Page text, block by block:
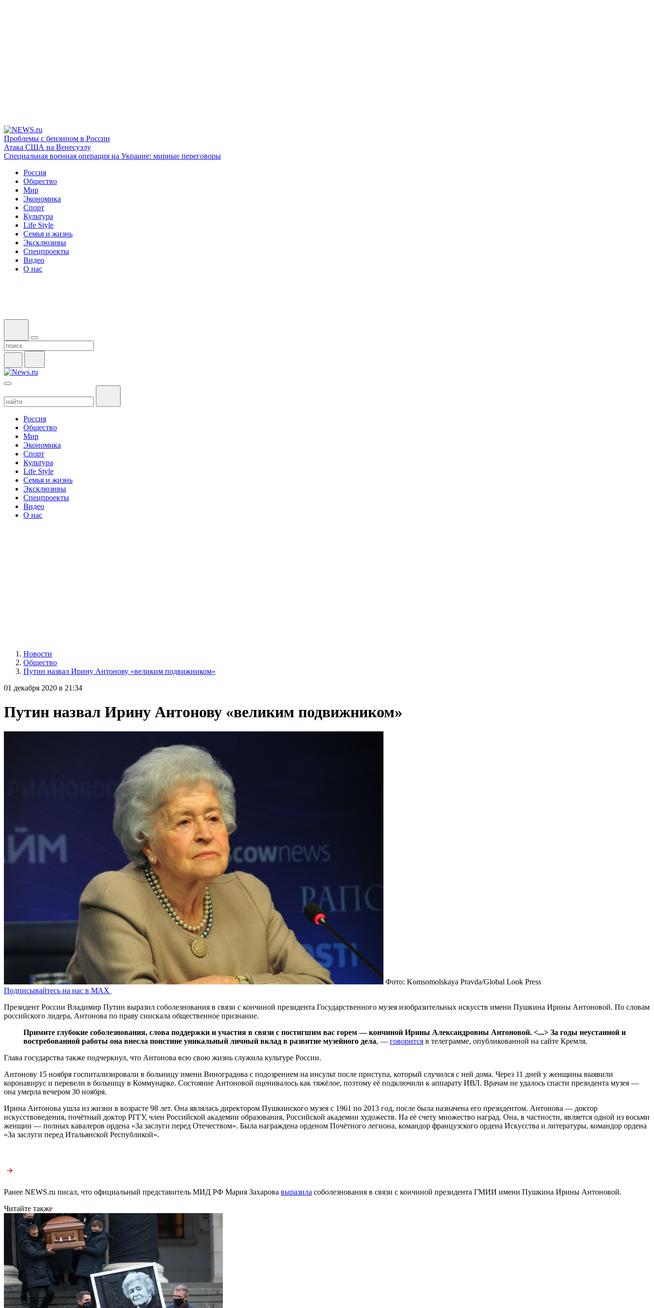
Проблемы с бензином в России
Атака США на Венесуэлу
Специальная военная операция на Украине: мирные переговоры
Россия
Общество
Мир
Экономика
Спорт
Культура
Life Style
Семья и жизнь
Эксклюзивы
Спецпроекты
Видео
О нас
Россия
Общество
Мир
Экономика
Спорт
Культура
Life Style
Семья и жизнь
Эксклюзивы
Спецпроекты
Видео
О нас
Новости
Общество
Путин назвал Ирину Антонову «великим подвижником»
01 декабря 2020 в 21:34
Путин назвал Ирину Антонову «великим подвижником»
Фото: Komsomolskaya Pravda/Global Look Press
Подписывайтесь на нас в MAX
Президент России Владимир Путин выразил соболезнования в связи с кончиной президента Государственного музея изобразительных искусств имени Пушкина Ирины Антоновой. По словам
российского лидера, Антонова по праву снискала общественное признание.
Примите глубокие соболезнования, слова поддержки и участия в связи с постигшим вас горем — кончиной Ирины Александровны Антоновой. <...> За годы неустанной и
востребованной работы она внесла поистине уникальный личный вклад в развитие музейного дела, — говорится в телеграмме, опубликованной на сайте Кремля.
Глава государства также подчеркнул, что Антонова всю свою жизнь служила культуре России.
Антонову 15 ноября госпитализировали в больницу имени Виноградова с подозрением на инсульт после приступа, который случился с ней дома. Через 11 дней у женщины выявили
коронавирус и перевели в больницу в Коммунарке. Состояние Антоновой оценивалось как тяжёлое, поэтому её подключили к аппарату ИВЛ. Врачам не удалось спасти президента музея —
она умерла вечером 30 ноября.
Ирина Антонова ушла из жизни в возрасте 98 лет. Она являлась директором Пушкинского музея с 1961 по 2013 год, после была назначена его президентом. Антонова — доктор
искусствоведения, почётный доктор РГГУ, член Российской академии образования, Российской академии художеств. На её счету множество наград. Она, в частности, является одной из восьми
женщин — полных кавалеров ордена «За заслуги перед Отечеством». Была награждена орденом Почётного легиона, командор французского ордена Искусства и литературы, командор ордена
«За заслуги перед Итальянской Республикой».
Ранее NEWS.ru писал, что официальный представитель МИД РФ Мария Захарова выразила соболезнования в связи с кончиной президента ГМИИ имени Пушкина Ирины Антоновой.
Читайте также